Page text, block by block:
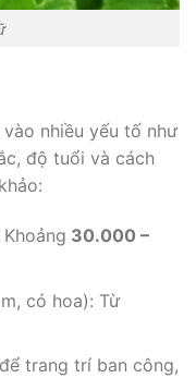
nhiều yếu tố như
độ tuổi và cách
30.000 –
có hoa): Từ
trang trí ban công,